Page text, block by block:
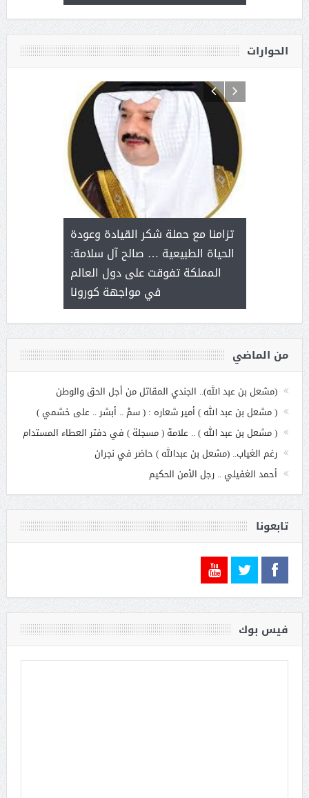
الحوارات
مع
بنت
تزامنا مع حملة شكر القيادة وعودة
الحياة الطبيعية … صالح آل سلامة:
المملكة تفوقت على دول العالم
في مواجهة كورونا
على برامج
من الماضي
(مشعل بن عبد الله).. الجندي المقاتل من أجل الحق والوطن
( مشعل بن عبد الله ) أمير شعاره : ( سمْ .. أبشر .. على خشمي )
( مشعل بن عبد الله ) .. علامة ( مسجلة ) في دفتر العطاء المستدام
رغم الغياب.. (مشعل بن عبدالله ) حاضر في نجران
أحمد الغفيلي .. رجل الأمن الحكيم
تابعونا
فيس بوك